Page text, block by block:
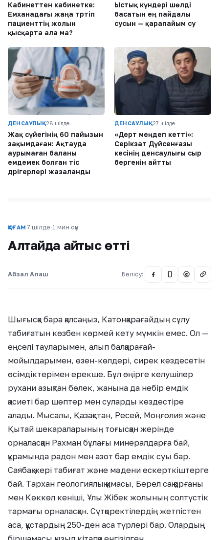
Кабинеттен кабинетке:
Емханадағы жаңа тәртіп
пациенттің жолын
қысқарта ала ма?
Ыстық күндері шөлді
басатын ең пайдалы
сусын — қарапайым су
ДЕНСАУЛЫҚ28 шілде
Жақ сүйегінің 60 пайызын
зақымдаған: Ақтауда
аурымаған баланы
емдемек болған тіс
дәрігерлері жазаланды
ДЕНСАУЛЫҚ27 шілде
«Дерт меңдеп кетті»:
Серікзат Дүйсенғазы
әкесінің денсаулығы сыр
бергенін айтты
ҚОҒАМ 7 шілде·1 мин оқу
Алтайда айтыс өтті
Абзал Алаш Бөлісу: @
Шығысқа бара қалсаңыз, Катонқарағайдың сұлу
табиғатын көзбен көрмей кету мүмкін емес. Ол —
еңселі тауларымен, алып балқарағай-
мойылдарымен, өзен-көлдері, сирек кездесетін
өсімдіктерімен ерекше. Бұл өңірге келушілер
рухани азықтан бөлек, жанына да небір емдік
қасиеті бар шөптер мен суларды кездестіре
алады. Мысалы, Қазақстан, Ресей, Моңғолия және
Қытай шекараларының тоғысқан жерінде
орналасқан Рахман бұлағы минералдарға бай,
құрамында радон мен азот бар емдік суы бар.
Саябақ жері табиғат және мәдени ескерткіштерге
бай. Тархан геологиялық қимасы, Берел сақ қорғаны
мен Көккөл кеніші, Ұлы Жібек жолының солтүстік
тармағы орналасқан. Cүтқоректілердің жетпістен
аса, құстардың 250-ден аса түрлері бар. Олардың